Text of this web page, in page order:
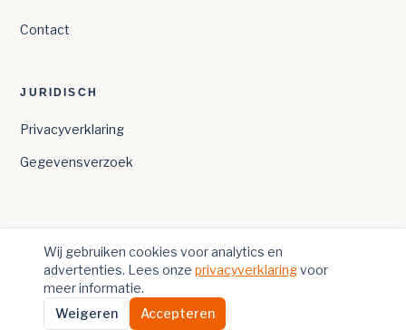
Contact
JURIDISCH
Privacyverklaring
Gegevensverzoek
2026COSEO — GEMAAKT IN NEDERLAND
WELKOM@COSEO.NL
Wij gebruiken cookies voor analytics en
advertenties. Lees onze privacyverklaringvoor
meer informatie.
Weigeren
Accepteren